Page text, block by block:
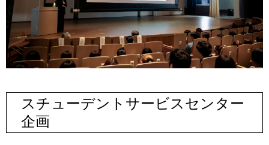
スチューデントサービスセンター
企画